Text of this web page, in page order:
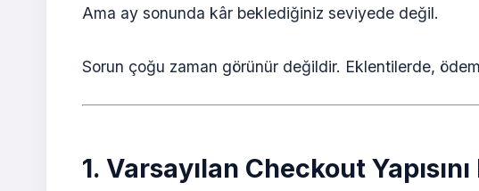
Ama ay sonunda kâr beklediğiniz seviyede değil.
Sorun çoğu zaman görünür değildir. Eklentilerde,
1. Varsayılan Checkout